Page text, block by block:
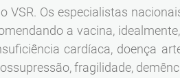
VSR. Os especialistas
a vacina,
cardíaca, doença
fragilidade,